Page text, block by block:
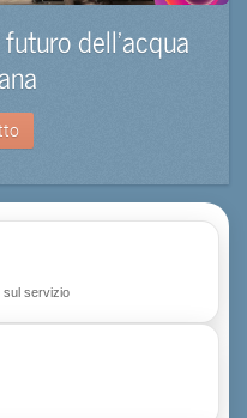
dell’acqua
sul servizio